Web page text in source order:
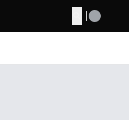
Buscar